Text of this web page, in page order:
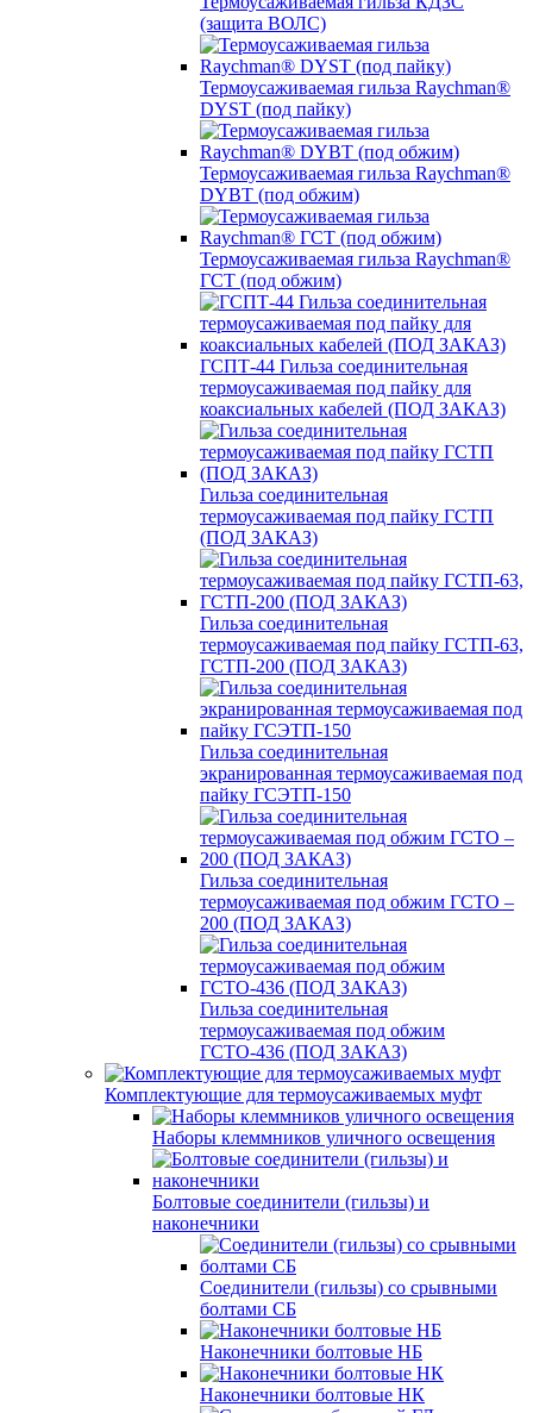
(защита ВОЛС)
Термоусаживаемая гильза Raychman®
DYST (под пайку)
Термоусаживаемая гильза Raychman®
DYBT (под обжим)
Термоусаживаемая гильза Raychman®
ГСТ (под обжим)
ГСПТ-44 Гильза соединительная
термоусаживаемая под пайку для
коаксиальных кабелей (ПОД ЗАКАЗ)
Гильза соединительная
термоусаживаемая под пайку ГСТП
(ПОД ЗАКАЗ)
Гильза соединительная
термоусаживаемая под пайку ГСТП-63,
ГСТП-200 (ПОД ЗАКАЗ)
Гильза соединительная
экранированная термоусаживаемая под
пайку ГСЭТП-150
Гильза соединительная
термоусаживаемая под обжим ГСТО –
200 (ПОД ЗАКАЗ)
Гильза соединительная
термоусаживаемая под обжим
ГСТО-436 (ПОД ЗАКАЗ)
Комплектующие для термоусаживаемых муфт
Наборы клеммников уличного освещения
Болтовые соединители (гильзы) и
наконечники
Соединители (гильзы) со срывными
болтами СБ
Наконечники болтовые НБ
Наконечники болтовые НК